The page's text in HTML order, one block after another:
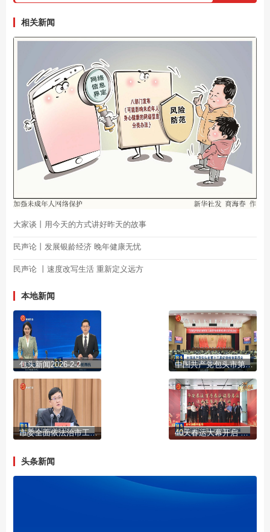
相关新闻
大家谈丨用今天的方式讲好昨天的故事
民声论丨发展银龄经济 晚年健康无忧
民声论 丨速度改写生活 重新定义远方
本地新闻
包头新闻2026-2-2 中国共产党包头市第十三届纪律检查委员会第六次全体会议公报
市委全面依法治市工作会议召开 40天春运大幕开启 多部门齐发力 护航平安旅途
头条新闻